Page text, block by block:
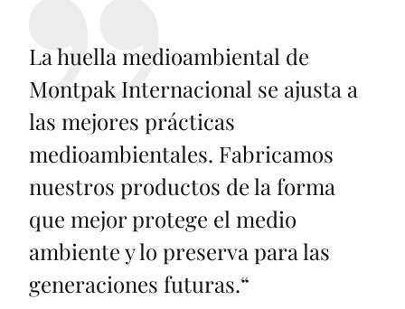
La huella medioambiental de
Montpak Internacional se ajusta a
las mejores prácticas
medioambientales. Fabricamos
nuestros productos de la forma
que mejor protege el medio
ambiente y lo preserva para las
generaciones futuras.“